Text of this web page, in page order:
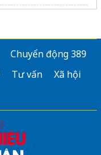
Chuyển động 389
Tư vấn
Xã hội